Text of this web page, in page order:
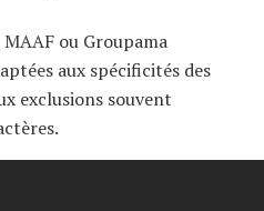
MAAF ou Groupama
aux spécificités des
exclusions souvent